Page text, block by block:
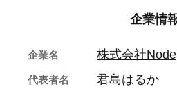
企業情
企業名 株式会社Node
代表者名 君島はるか